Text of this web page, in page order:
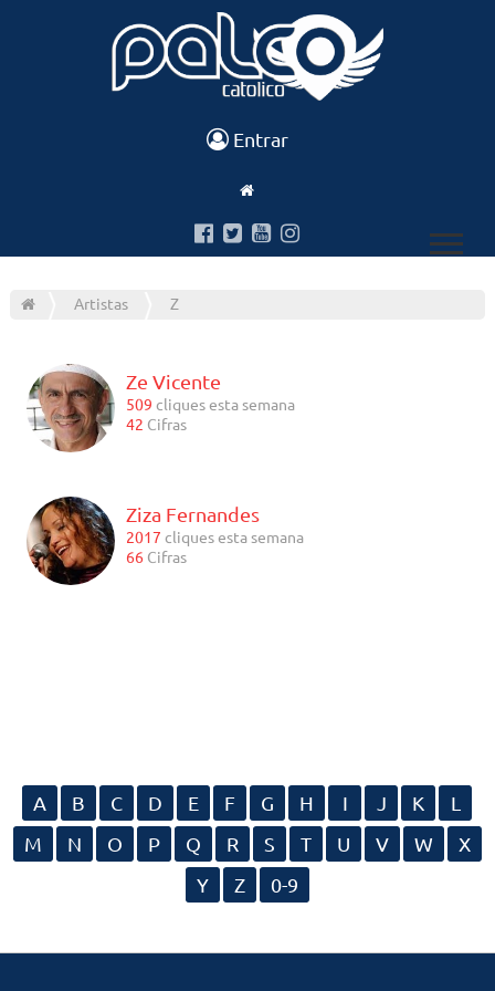
Entrar
Artistas Z
Ze Vicente
509 cliques esta semana
42 Cifras
Ziza Fernandes
2017 cliques esta semana
66Cifras
A B C D E F G H I J K
L
M
N O P Q R S T U V W
X
Y
Z 0-9